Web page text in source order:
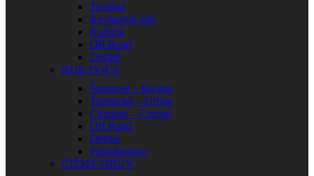
Textilné
Kevlarové rifle
Kožené
Off Road
Detské
RUKAVICE
Športové – Racing
Turistické – Urban
Chopper – Cruiser
Off Road
Detské
Príslušenstvo
ČIŽMY/OBUV